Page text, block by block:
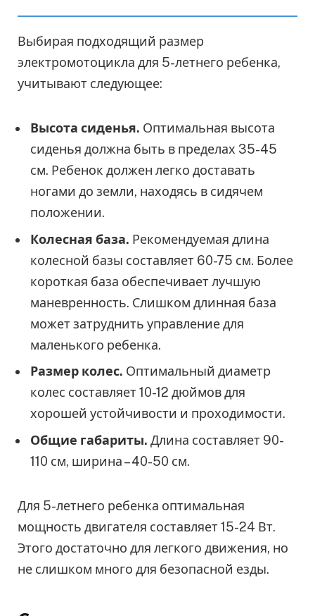
Выбирая подходящий размер
электромотоцикла для 5-летнего ребенка,
учитывают следующее:
Высота сиденья. Оптимальная высота
сиденья должна быть в пределах 35-45
см. Ребенок должен легко доставать
ногами до земли, находясь в сидячем
положении.
Колесная база. Рекомендуемая длина
колесной базы составляет 60-75 см. Более
короткая база обеспечивает лучшую
маневренность. Слишком длинная база
может затруднить управление для
маленького ребенка.
Размер колес. Оптимальный диаметр
колес составляет 10-12 дюймов для
хорошей устойчивости и проходимости.
Общие габариты. Длина составляет 90-
110 см, ширина – 40-50 см.
Для 5-летнего ребенка оптимальная
мощность двигателя составляет 15-24 Вт.
Этого достаточно для легкого движения, но
не слишком много для безопасной езды.